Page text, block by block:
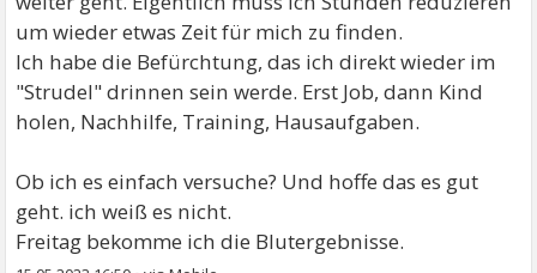
um wieder etwas Zeit für mich zu finden.
Ich habe die Befürchtung, das ich direkt wieder im
"Strudel" drinnen sein werde. Erst Job, dann Kind
holen, Nachhilfe, Training, Hausaufgaben.
Ob ich es einfach versuche? Und hoffe das es gut
geht. ich weiß es nicht.
Freitag bekomme ich die Blutergebnisse.